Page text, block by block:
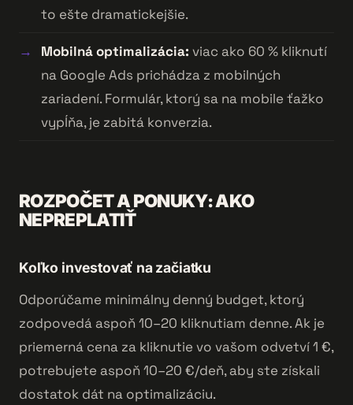
to ešte dramatickejšie.
Mobilná optimalizácia: viac ako 60 % kliknutí
na Google Ads prichádza z mobilných
zariadení. Formulár, ktorý sa na mobile ťažko
vypĺňa, je zabitá konverzia.
ROZPOČET A PONUKY: AKO
NEPREPLATIŤ
Koľko investovať na začiatku
Odporúčame minimálny denný budget, ktorý
zodpovedá aspoň 10–20 kliknutiam denne. Ak je
priemerná cena za kliknutie vo vašom odvetví 1 €,
potrebujete aspoň 10–20 €/deň, aby ste získali
dostatok dát na optimalizáciu.